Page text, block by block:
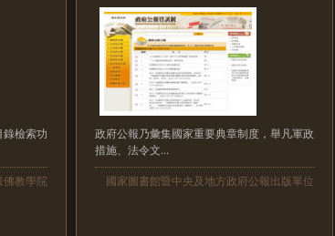
檢索功
佛教學院
政府公報乃彙集國家重要典章制度，舉凡軍政
措施、法令文...
國家圖書館暨中央及地方政府公報出版單位